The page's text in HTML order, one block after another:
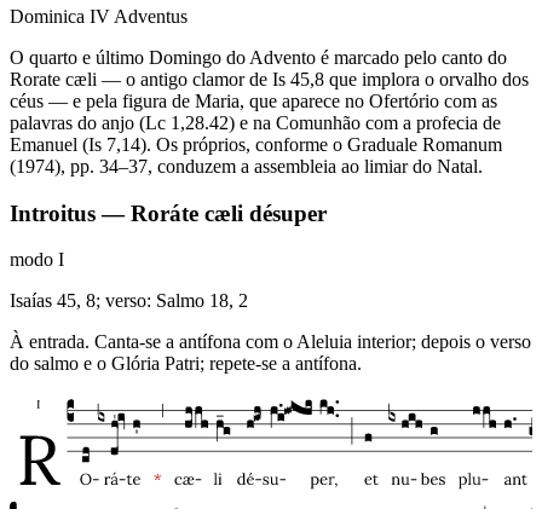
Dominica IV Adventus
O quarto e último Domingo do Advento é marcado pelo canto do
Rorate cæli — o antigo clamor de Is 45,8 que implora o orvalho dos
céus — e pela figura de Maria, que aparece no Ofertório com as
palavras do anjo (Lc 1,28.42) e na Comunhão com a profecia de
Emanuel (Is 7,14). Os próprios, conforme o Graduale Romanum
(1974), pp. 34–37, conduzem a assembleia ao limiar do Natal.
Introitus — Roráte cæli désuper
modo I
Isaías 45, 8; verso: Salmo 18, 2
À entrada. Canta-se a antífona com o Aleluia interior; depois o verso
do salmo e o Glória Patri; repete-se a antífona.